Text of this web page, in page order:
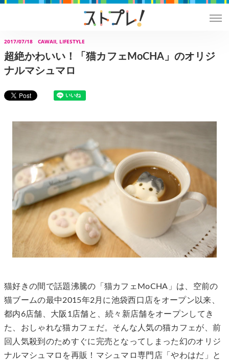
2017/07/18 CAWAII, LIFESTYLE
超絶かわいい！「猫カフェMoCHA」のオリジ
ナルマシュマロ
猫好きの間で話題沸騰の「猫カフェMoCHA」は、空前の
猫ブームの最中2015年2月に池袋西口店をオープン以来、
都内6店舗、大阪1店舗と、続々新店舗をオープンしてき
た、おしゃれな猫カフェだ。そんな人気の猫カフェが、前
回人気殺到のためすぐに完売となってしまった幻のオリジ
ナルマシュマロを再販！マシュマロ専門店「やわはだ」と